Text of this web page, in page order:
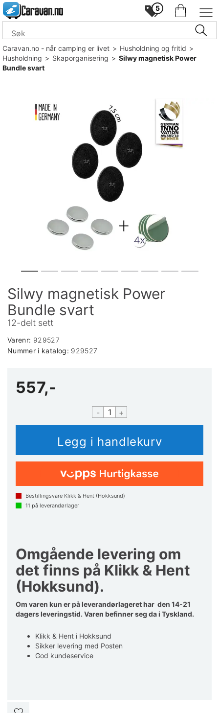
5
Caravan.no - når camping er livet>Husholdning og fritid>
Husholdning>Skaporganisering>Silwy magnetisk Power
Bundle svart
Silwy magnetisk Power
Bundle svart
12-delt sett
Varenr: 929527
Nummer i katalog: 929527
557,-
- +
Bestillingsvare Klikk & Hent (Hokksund)
11 på leverandørlager
Omgående levering om
det finns på Klikk & Hent
(Hokksund).
Om varen kun er på leverandørlageret har den 14-21
dagers leveringstid. Varen befinner seg da i Tyskland.
Klikk & Hent i Hokksund
Sikker levering med Posten
God kundeservice